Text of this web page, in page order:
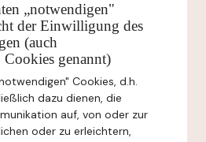
„notwendigen"
der Einwilligung des
(auch
genannt)
Cookies, d.h.
dazu dienen, die
auf, von oder zur
oder zu erleichtern,